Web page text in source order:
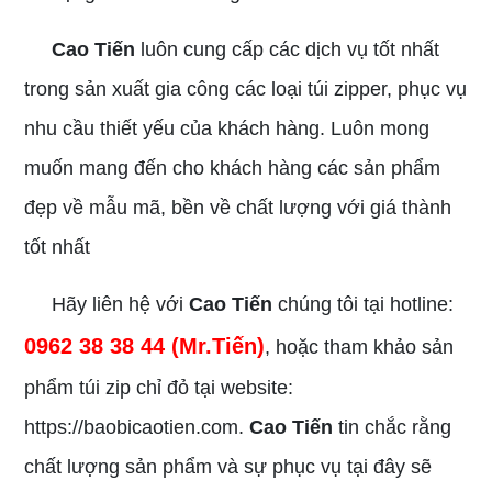
Cao Tiến luôn cung cấp các dịch vụ tốt nhất
trong sản xuất gia công các loại túi zipper, phục vụ
nhu cầu thiết yếu của khách hàng. Luôn mong
muốn mang đến cho khách hàng các sản phẩm
đẹp về mẫu mã, bền về chất lượng với giá thành
tốt nhất
Hãy liên hệ vớiCao Tiến chúng tôi tại hotline:
0962 38 38 44 (Mr.Tiến), hoặc tham khảo sản
phẩm túi zip chỉ đỏ tại website:
https://baobicaotien.com.Cao Tiến tin chắc rằng
chất lượng sản phẩm và sự phục vụ tại đây sẽ